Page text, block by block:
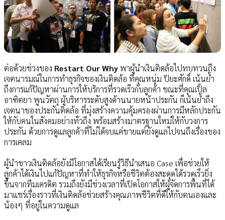
ต่อด้วยช่วงของ Restart Our Why พาผู้นำเงินติดล้อไปทบทวนถึง
เจตนารมณ์ในการทำธุรกิจของเงินติดล้อ ที่คุณหนุ่ม ปิยะศักดิ์ เน้นย้ำ
ถึงการแก้ปัญหาผ่านการให้บริการที่รวดเร็วกับลูกค้า ขณะที่คุณเปิ้ล
อาฑิตยา พูนวัตถุ ผู้บริหารระดับสูงด้านนายหน้าประกัน ก็เน้นย้ำถึง
เจตนาของประกันติดล้อ ที่มุ่งสร้างความคุ้มครองผ่านการมีหลักประกัน
ให้กับคนในสังคมอย่างทั่วถึง พร้อมสร้างมาตรฐานใหม่ให้กับวงการ
ประกัน ด้วยการดูแลลูกค้าที่ไม่ได้จบแค่ขายแต่ยังดูแลไปจนถึงเรื่องของ
การเคลม
ผู้นำชาวเงินติดล้อยังมีโอกาสได้เรียนรู้วิธีนำเสนอ Case เพื่อช่วยให้
ลูกค้าได้เงินไปแก้ปัญหาที่ทำให้ธุรกิจหรือชีวิตต้องสะดุดได้รวดเร็วยิ่ง
ขึ้นจากทีมเครดิต รวมถึงยังมีช่วงเวลาที่เปิดโอกาสให้ผู้จัดการพื้นที่ได้
มาแชร์เรื่องราวที่เงินติดล้อช่วยสร้างคุณภาพชีวิตที่ดีให้กับตนเองและ
น้องๆ ที่อยู่ในความดูแล